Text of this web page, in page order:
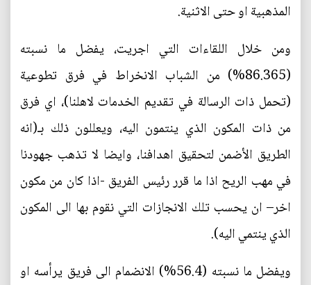
المذهبية او حتى الاثنية.
ومن خلال اللقاءات التي اجريت، يفضل ما نسبته
(86.365%) من الشباب الانخراط في فرق تطوعية
(تحمل ذات الرسالة في تقديم الخدمات لاهلنا)، اي فرق
من ذات المكون الذي ينتمون اليه، ويعللون ذلك بـ(انه
الطريق الأضمن لتحقيق اهدافنا، وايضا لا تذهب جهودنا
في مهب الريح اذا ما قرر رئيس الفريق -اذا كان من مكون
اخر– ان يحسب تلك الانجازات التي نقوم بها الى المكون
الذي ينتمي اليه).
ويفضل ما نسبته (56.4%) الانضمام الى فريق يرأسه او